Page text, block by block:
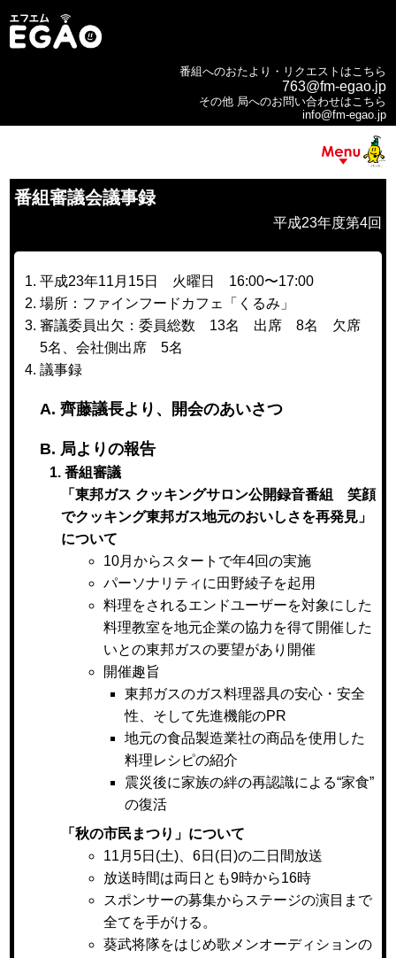
番組へのおたより・リクエストはこちら
763@fm-egao.jp
その他 局へのお問い合わせはこちら
info@fm-egao.jp
番組審議会議事録
平成23年度第4回
平成23年11月15日 火曜日 16:00〜17:00
場所：ファインフードカフェ「くるみ」
審議委員出欠：委員総数 13名 出席 8名 欠席
5名、会社側出席 5名
議事録
A. 齊藤議長より、開会のあいさつ
B. 局よりの報告
1. 番組審議
「東邦ガス クッキングサロン公開録音番組 笑顔
でクッキング東邦ガス地元のおいしさを再発見」
について
10月からスタートで年4回の実施
パーソナリティに田野綾子を起用
料理をされるエンドユーザーを対象にした
料理教室を地元企業の協力を得て開催した
いとの東邦ガスの要望があり開催
開催趣旨
東邦ガスのガス料理器具の安心・安全
性、そして先進機能のPR
地元の食品製造業社の商品を使用した
料理レシピの紹介
震災後に家族の絆の再認識による“家食”
の復活
「秋の市民まつり」について
11月5日(土)、6日(日)の二日間放送
放送時間は両日とも9時から16時
スポンサーの募集からステージの演目まで
全てを手がける。
葵武将隊をはじめ歌メンオーディションの